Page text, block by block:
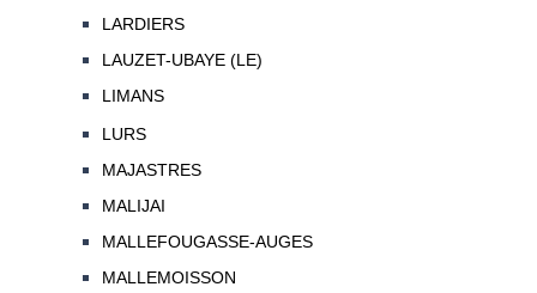
LARDIERS
LAUZET-UBAYE (LE)
LIMANS
LURS
MAJASTRES
MALIJAI
MALLEFOUGASSE-AUGES
MALLEMOISSON